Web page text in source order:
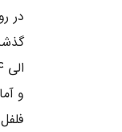
و